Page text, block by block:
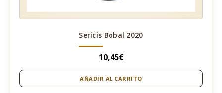
Sericis Bobal 2020
10,45€
AÑADIR AL CARRITO